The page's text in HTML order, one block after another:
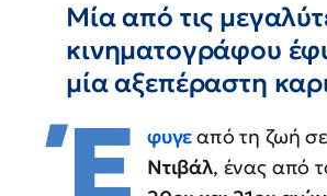
Μία από τις
κινηματογράφου
μία αξεπέραστη
Έ φυγεαπό τη ζωή
Ντιβάλ, ένας από